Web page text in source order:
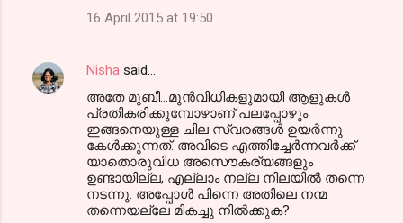
16 April 2015 at 19:50
Nisha said…
അതേ മുബീ...മുന്‍വിധികളുമായി ആളുകള്‍
പ്രതികരിക്കുമ്പോഴാണ് പലപ്പോഴും
ഇങ്ങനെയുള്ള ചില സ്വരങ്ങള്‍ ഉയര്‍ന്നു
കേള്‍ക്കുന്നത്. അവിടെ എത്തിച്ചേര്‍ന്നവര്‍ക്ക്
യാതൊരുവിധ അസൌകര്യങ്ങളും
ഉണ്ടായില്ല, എല്ലാം നല്ല നിലയില്‍ തന്നെ
നടന്നു. അപ്പോള്‍ പിന്നെ അതിലെ നന്മ
തന്നെയല്ലേ മികച്ചു നില്‍ക്കുക?